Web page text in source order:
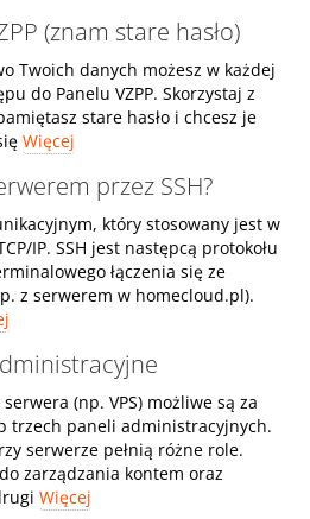
(znam stare hasło)
Twoich danych możesz w każdej
do Panelu VZPP. Skorzystaj z
stare hasło i chcesz je
Więcej
przez SSH?
który stosowany jest w
IP. SSH jest następcą protokołu
łączenia się ze
z serwerem w homecloud.pl).
(np. VPS) możliwe są za
trzech paneli administracyjnych.
serwerze pełnią różne role.
zarządzania kontem oraz
Więcej